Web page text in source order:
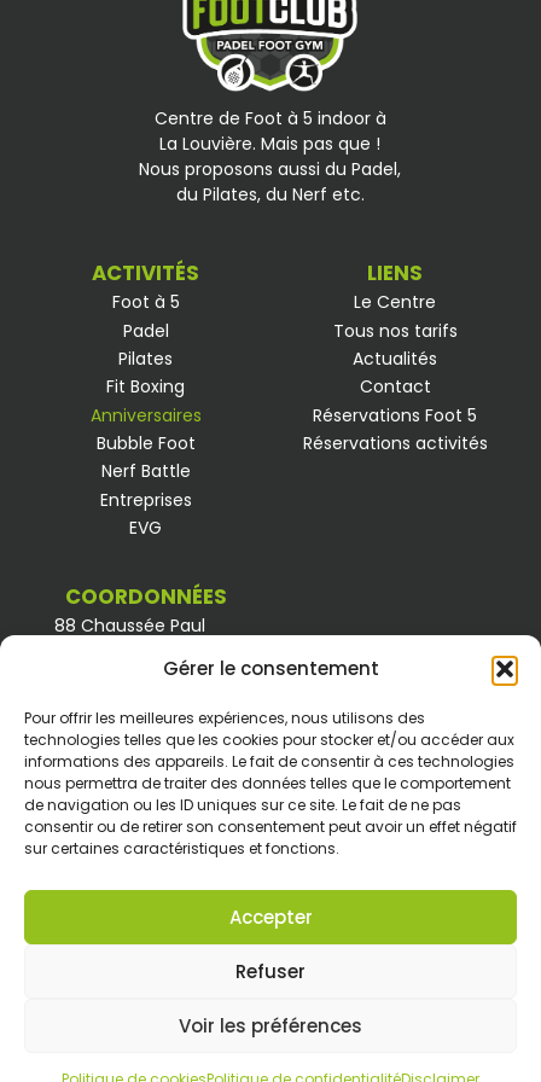
Gérer le consentement
Pour offrir les meilleures expériences, nous utilisons des
technologies telles que les cookies pour stocker et/ou accéder aux
informations des appareils. Le fait de consentir à ces technologies
nous permettra de traiter des données telles que le comportement
de navigation ou les ID uniques sur ce site. Le fait de ne pas
consentir ou de retirer son consentement peut avoir un effet négatif
sur certaines caractéristiques et fonctions.
Accepter
Refuser
Voir les préférences
Centre de Foot à 5 indoor à
La Louvière. Mais pas que !
Nous proposons aussi du Padel,
du Pilates, du Nerf etc.
ACTIVITÉS
Foot à 5
Padel
Pilates
Fit Boxing
Anniversaires
Bubble Foot
Nerf Battle
Entreprises
EVG
LIENS
Le Centre
Tous nos tarifs
Actualités
Contact
Réservations Foot 5
Réservations activités
COORDONNÉES
88 Chaussée Paul
7110 Houdeng Goegnies
0460 97 70 44
WhatsApp
info@footclub.be